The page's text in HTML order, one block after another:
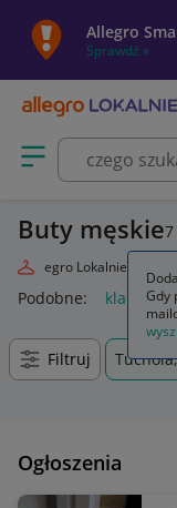
Allegro
Sprawdź »
Otwórz menu z
Buty męskie7
Allegro Lokalnie
Podobne: klapki
Filtruj
Ogłoszenia
Gdy